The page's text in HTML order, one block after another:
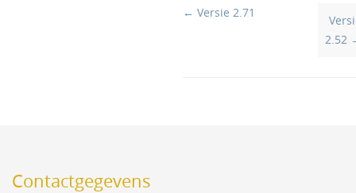
Doc
← Versie 2.71
2.52
Contactgegevens